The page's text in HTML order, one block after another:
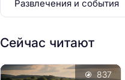
Развлечения и события
Сейчас читают
837